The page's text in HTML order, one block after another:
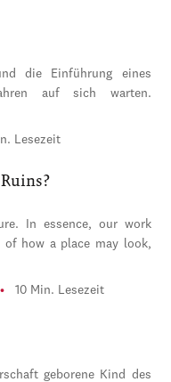
die Einführung eines
auf sich warten.
Lesezeit
In essence, our work
how a place may look,
10 Min. Lesezeit
geborene Kind des